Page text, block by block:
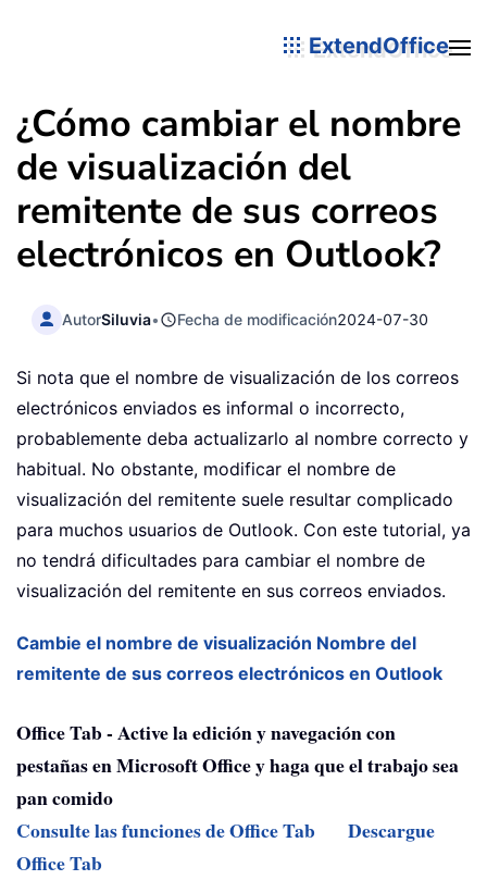
ExtendOffice
¿Cómo cambiar el nombre
de visualización del
remitente de sus correos
electrónicos en Outlook?
AutorSiluvia• Fecha de modificación2024-07-30
Si nota que el nombre de visualización de los correos
electrónicos enviados es informal o incorrecto,
probablemente deba actualizarlo al nombre correcto y
habitual. No obstante, modificar el nombre de
visualización del remitente suele resultar complicado
para muchos usuarios de Outlook. Con este tutorial, ya
no tendrá dificultades para cambiar el nombre de
visualización del remitente en sus correos enviados.
Cambie el nombre de visualización Nombre del
remitente de sus correos electrónicos en Outlook
Office Tab - Active la edición y navegación con
pestañas en Microsoft Office y haga que el trabajo sea
pan comido
Consulte las funciones de Office Tab
Descargue
Office Tab